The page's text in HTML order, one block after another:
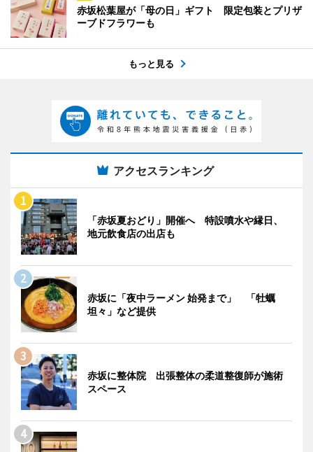
赤坂松葉屋が「母の日」ギフト 限定包装とプリザ
ーブドフラワーも
もっと見る
アクセスランキング
「赤坂夏おどり」開催へ 特設噴水や縁日、
地元飲食店の出店も
赤坂に「夜中ラーメン 始発まで」 「牡蠣
坦々」など提供
赤坂に整体院 出張整体の柔道整復師が施術
スペース